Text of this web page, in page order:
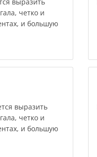
четко и
и большую
выразить
четко и
и большую